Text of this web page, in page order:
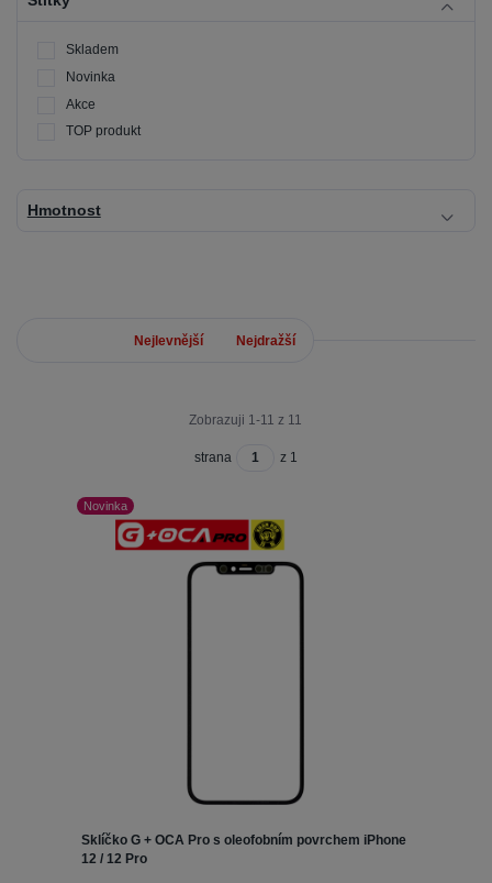
Skladem
Novinka
Akce
TOP produkt
Hmotnost
Nejlevnější Nejdražší
Zobrazuji 1-11 z 11
strana z 1
Novinka
Sklíčko G + OCA Pro s oleofobním povrchem iPhone
12 / 12 Pro